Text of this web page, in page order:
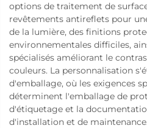
options de traitement de
revêtements antireflets pour
de la lumière, des finitions
environnementales difficiles,
spécialisés améliorant le
couleurs. La personnalisation
d'emballage, où les exigences
déterminent l'emballage de
d'étiquetage et la
d'installation et de